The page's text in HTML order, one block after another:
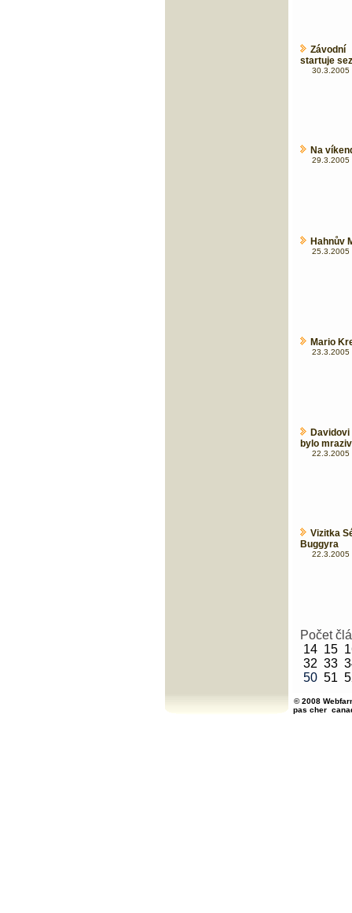
startuje
30.3.2005
Na
29.3.2005
Hahnův
25.3.2005
Mario
23.3.2005
bylo
22.3.2005
Vizitka
Buggyra
22.3.2005
Počet
14 15
32 33
50 51
© 2008
pas cher